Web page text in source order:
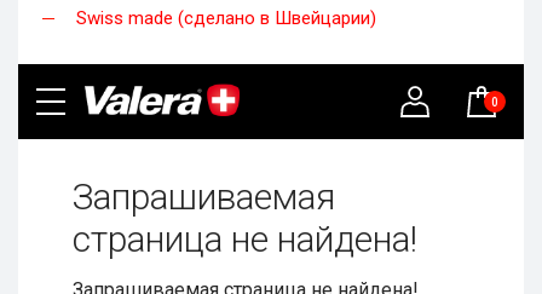
Swiss made (сделано в Швейцарии)